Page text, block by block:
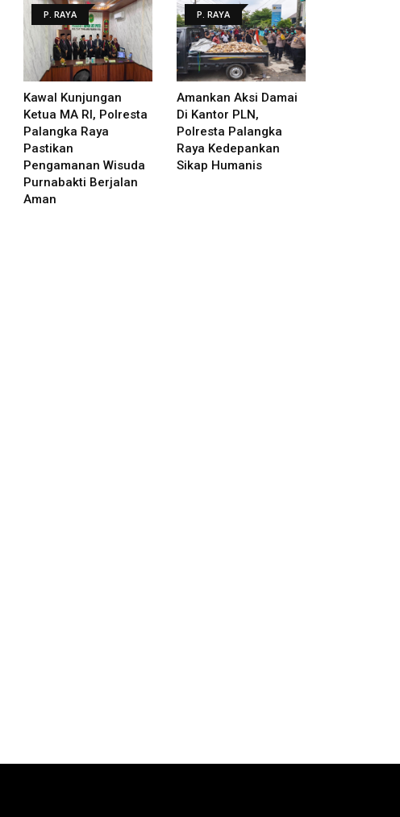
P. RAYA
Kawal Kunjungan
Ketua MA RI, Polresta
Palangka Raya
Pastikan
Pengamanan Wisuda
Purnabakti Berjalan
Aman
P. RAYA
Amankan Aksi Damai
Di Kantor PLN,
Polresta Palangka
Raya Kedepankan
Sikap Humanis